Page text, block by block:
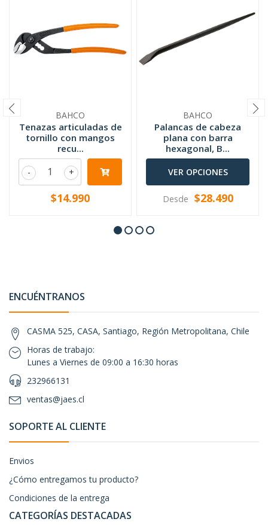
BAHCO
Tenazas articuladas de
tornillo con mangos
recu...
+
-
$14.990
BAHCO
Palancas de cabeza
plana con barra
hexagonal, B...
VER OPCIONES
Desde $28.490
ENCUÉNTRANOS
CASMA 525, CASA, Santiago, Región Metropolitana, Chile
Horas de trabajo:
Lunes a Viernes de 09:00 a 16:30 horas
232966131
ventas@jaes.cl
SOPORTE AL CLIENTE
Envios
¿Cómo entregamos tu producto?
Condiciones de la entrega
CATEGORÍAS DESTACADAS